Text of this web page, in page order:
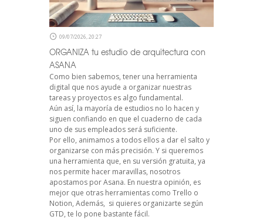
09/07/2026, 20:27
ORGANIZA tu estudio de arquitectura con
ASANA
Como bien sabemos, tener una herramienta
digital que nos ayude a organizar nuestras
tareas y proyectos es algo fundamental.
Aún así, la mayoría de estudios no lo hacen y
siguen confiando en que el cuaderno de cada
uno de sus empleados será suficiente.
Por ello, animamos a todos ellos a dar el salto y
organizarse con más precisión. Y si queremos
una herramienta que, en su versión gratuita, ya
nos permite hacer maravillas, nosotros
apostamos por Asana. En nuestra opinión, es
mejor que otras herramientas como Trello o
Notion, Además, si quieres organizarte según
GTD, te lo pone bastante fácil.